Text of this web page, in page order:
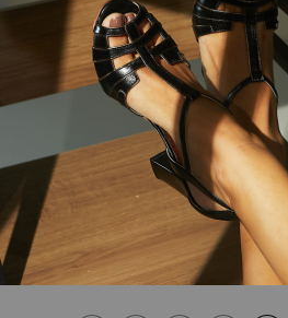
MOCASSIM
1052301737
De:R$
Por:R$ 599,00
ou 2 deR$
SELECIONE SEU